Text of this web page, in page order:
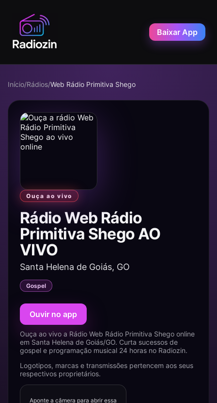
Baixar App
Início/Rádios/Web Rádio Primitiva Shego
Ouça ao vivo
Rádio Web Rádio
Primitiva Shego AO
VIVO
Santa Helena de Goiás, GO
Gospel
Ouvir no app
Ouça ao vivo a Rádio Web Rádio Primitiva Shego online
em Santa Helena de Goiás/GO. Curta sucessos de
gospel e programação musical 24 horas no Radiozin.
Logotipos, marcas e transmissões pertencem aos seus
respectivos proprietários.
Aponte a câmera para abrir essa